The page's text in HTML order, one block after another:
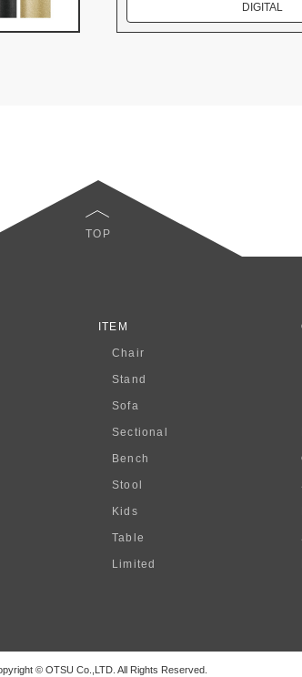
DIGITAL
TOP
ITEM
Chair
Stand
Sofa
Sectional
Bench
Stool
Kids
Table
Limited
© OTSU Co.,LTD. All Rights Reserved.